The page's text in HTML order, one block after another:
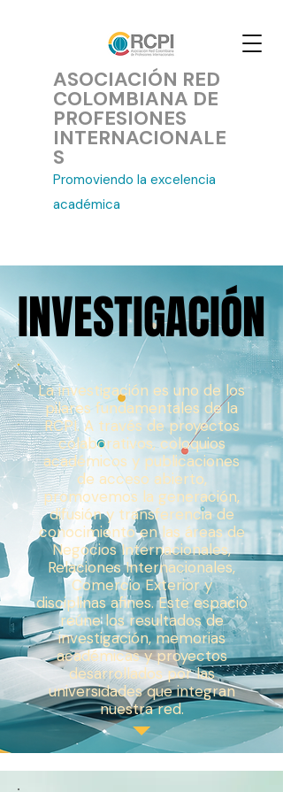
ASOCIACIÓN RED
COLOMBIANA DE
PROFESIONES
INTERNACIONALE
S
Promoviendo la excelencia
académica
INVESTIGACIÓN
INVESTIGACIÓN
La investigación es uno de los
pilares fundamentales de la
RCPI. A través de proyectos
colaborativos, coloquios
académicos y publicaciones
de acceso abierto,
promovemos la generación,
difusión y transferencia de
conocimiento en las áreas de
Negocios Internacionales,
Relaciones Internacionales,
Comercio Exterior y
disciplinas afines. Este espacio
reúne los resultados de
investigación, memorias
académicas y proyectos
desarrollados por las
universidades que integran
nuestra red.